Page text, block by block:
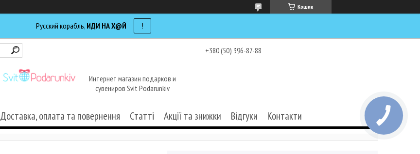
Кошик
Русский корабль, ИДИ НА Х@Й !
+380 (50) 396-87-88
Интернет магазин подарков и
сувениров Svit Podarunkiv
Доставка, оплата та повернення Статті Акції та знижки Відгуки Контакти